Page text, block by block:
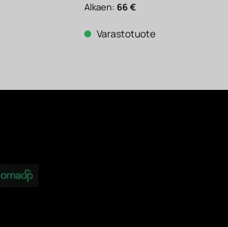
Alkaen: 66€
Varastotuote